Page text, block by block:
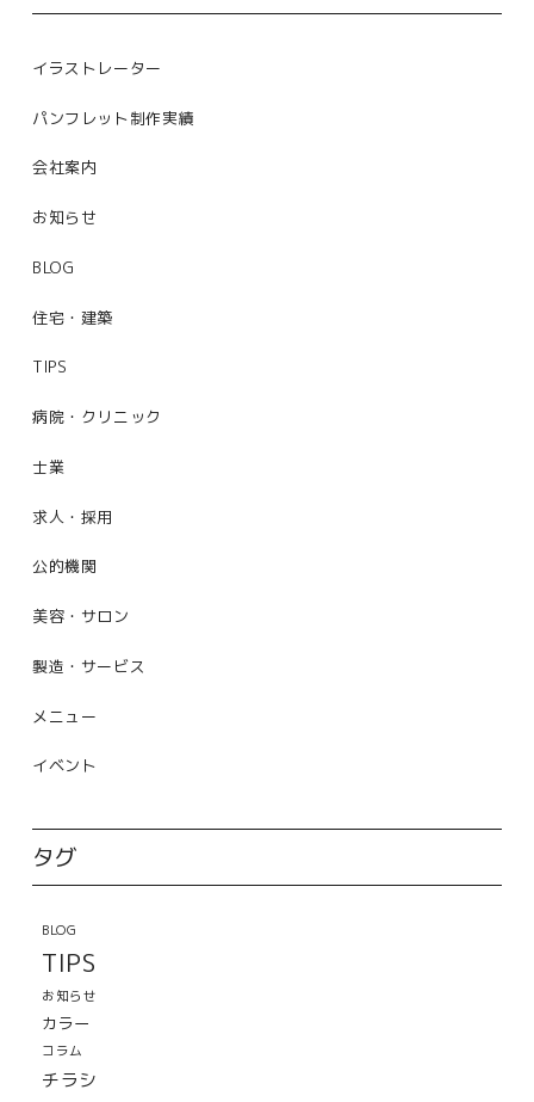
イラストレーター
パンフレット制作実績
会社案内
お知らせ
BLOG
住宅・建築
TIPS
病院・クリニック
士業
求人・採用
公的機関
美容・サロン
製造・サービス
メニュー
イベント
タグ
BLOG
TIPS
お知らせ
カラー
コラム
チラシ